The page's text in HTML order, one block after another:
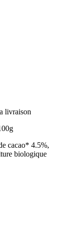
livraison
cacao* 4.5%,
biologique